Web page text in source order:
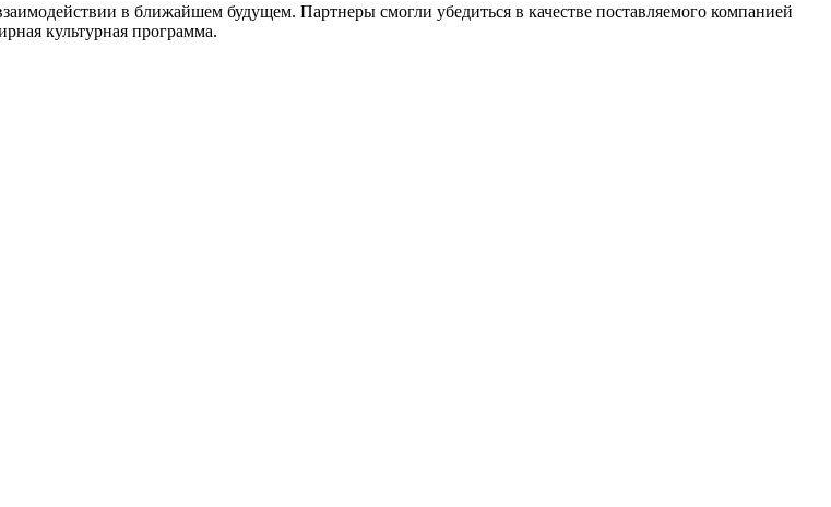
в ближайшем будущем. Партнеры смогли убедиться в качестве поставляемого компанией
культурная программа.